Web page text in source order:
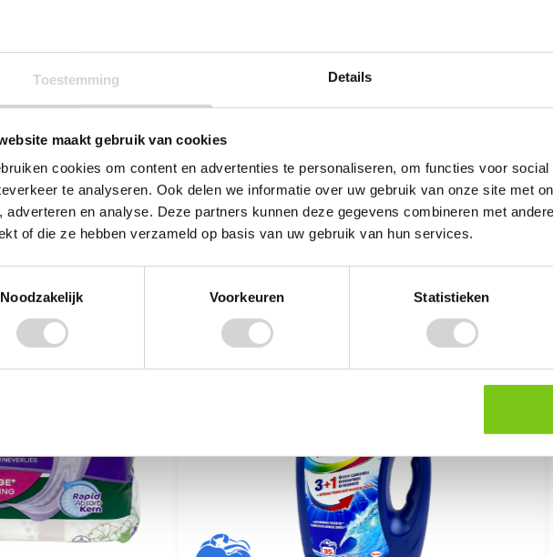
Toestemming Details
maakt gebruik van cookies
cookies om content en advertenties te personaliseren, om functies voor
te analyseren. Ook delen we informatie over uw gebruik van onze site met
adverteren en analyse. Deze partners kunnen deze gegevens combineren met
of die ze hebben verzameld op basis van uw gebruik van hun services.
Noodzakelijk
Voorkeuren Statistieken
Vul het formulier in met uw
GOEDKOPER GEZIEN